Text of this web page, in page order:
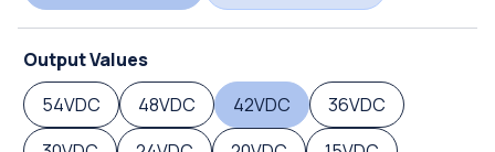
Output Values
54VDC
48VDC 42VDC
36VDC